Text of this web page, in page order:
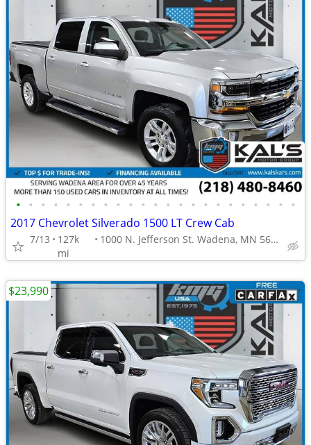
• • • • • • • • • • • • • • • • • • • • • • •
2017 Chevrolet Silverado 1500 LT Crew Cab
7/13
127k
mi
1000 N. Jefferson St. Wadena, MN 56482
$23,990